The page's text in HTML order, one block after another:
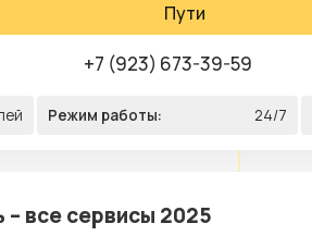
Пути
+7 (923) 673-39-59
Режим работы: 24/7
все сервисы 2025